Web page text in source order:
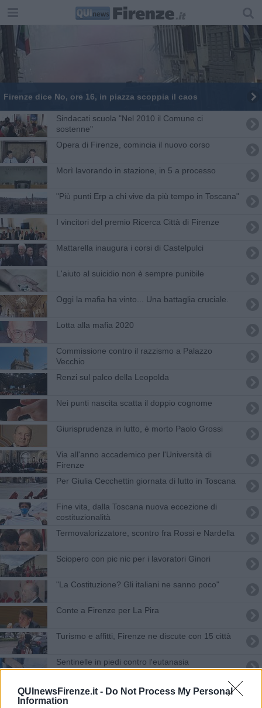
QUInewsFirenze.it - Do Not Process My Personal
Information
Firenze dice No, ore 16, in piazza scoppia il caos
Sindacati scuola "Nel 2010 il Comune ci
sostenne"
Opera di Firenze, comincia il nuovo corso
Morì lavorando in stazione, in 5 a processo
"Più punti Erp a chi vive da più tempo in Toscana"
I vincitori del premio Ricerca Città di Firenze
Mattarella inaugura i corsi di Castelpulci
L'aiuto al suicidio non è sempre punibile
Oggi la mafia ha vinto... Una battaglia cruciale.
Lotta alla mafia 2020
Commissione contro il razzismo a Palazzo
Vecchio
Renzi sul palco della Leopolda
Nei punti nascita scatta il doppio cognome
Giurisprudenza in lutto, è morto Paolo Grossi
Via all'anno accademico per l'Università di
Firenze
Per Giulia Cecchettin giornata di lutto in Toscana
Fine vita, dalla Toscana nuova eccezione di
costituzionalità
Termovalorizzatore, scontro fra Rossi e Nardella
Sciopero con pic nic per i lavoratori Ginori
"La Costituzione? Gli italiani ne sanno poco"
Conte a Firenze per La Pira
Turismo e affitti, Firenze ne discute con 15 città
Sentinelle in piedi contro l'eutanasia
Onore e merito, consegnati i riconoscimenti